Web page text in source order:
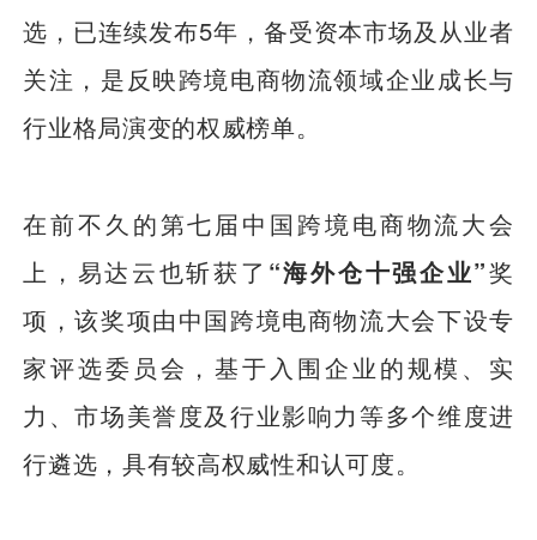
选，已连续发布5年，备受资本市场及从业者
关注，是反映跨境电商物流领域企业成长与
行业格局演变的权威榜单。
在前不久的第七届中国跨境电商物流大会
上，易达云也斩获了 “海外仓十强企业”奖
项，该奖项由中国跨境电商物流大会下设专
家评选委员会，基于入围企业的规模、实
力、市场美誉度及行业影响力等多个维度进
行遴选，具有较高权威性和认可度。